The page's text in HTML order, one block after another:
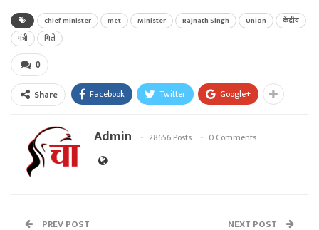
chief minister met Minister Rajnath Singh Union
केंद्रीय
मंत्री
मिले
0
Share Facebook Twitter Google+
Admin 28656 Posts 0 Comments
PREV POST NEXT POST